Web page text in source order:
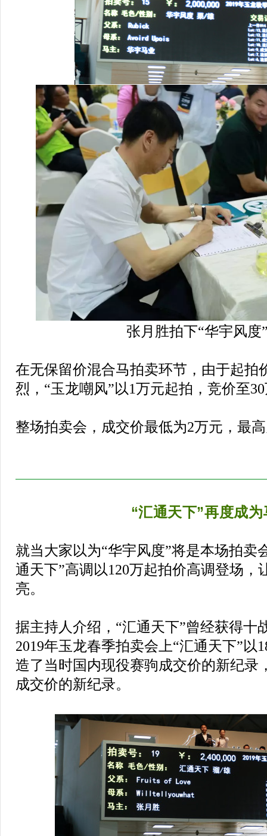
张月胜拍下“华宇风度
在无保留价混合马拍卖环节，由于起拍
烈，“玉龙嘲风”以1万元起拍，竞价至
整场拍卖会，成交价最低为2万元，最
“汇通天下”再度成为
就当大家以为“华宇风度”将是本场拍卖
通天下”高调以120万起拍价高调登场，
亮。
据主持人介绍，“汇通天下”曾经获得十
2019年玉龙春季拍卖会上“汇通天下”以
造了当时国内现役赛驹成交价的新纪录
成交价的新纪录。